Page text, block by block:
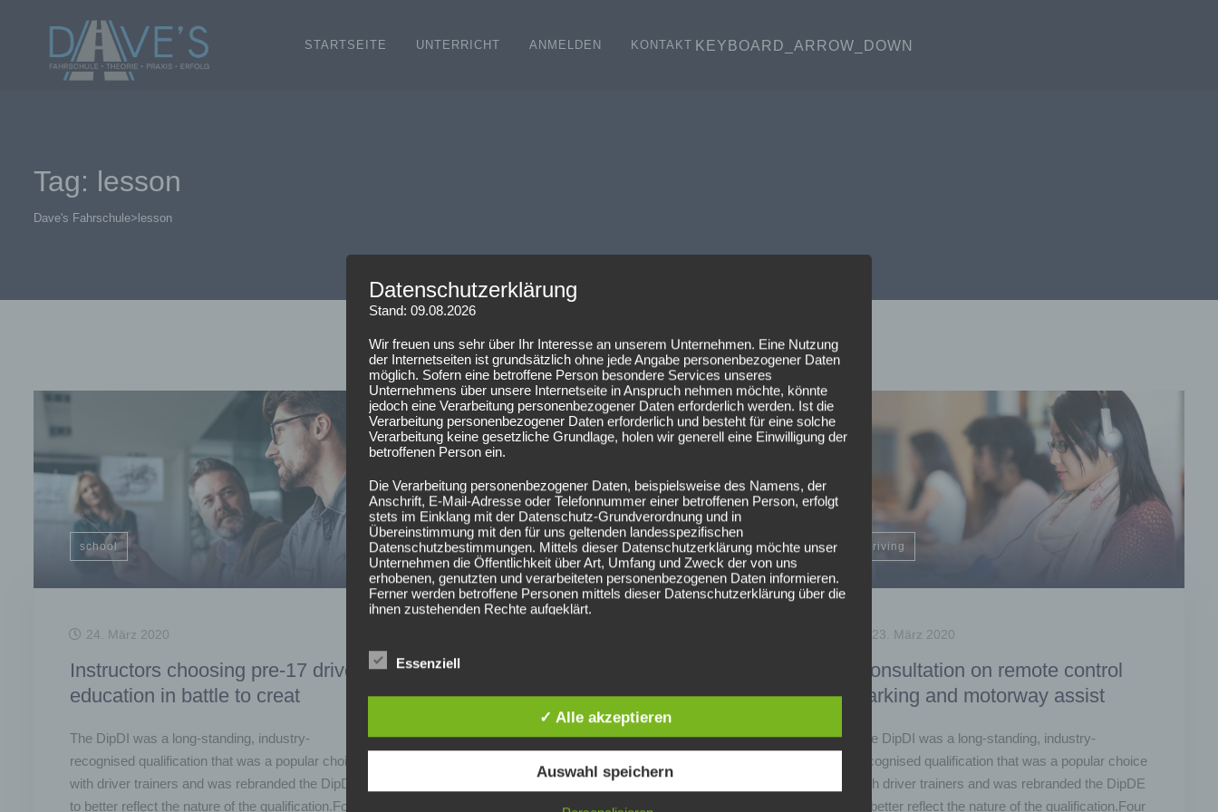
STARTSEITE UNTERRICHT ANMELDEN KONTAKT KEYBOARD_ARROW_DOWN
Tag: lesson
Dave's Fahrschule> lesson
school
24. März 2020
Instructors choosing pre-17 driver
education in battle to creat
The DipDI was a long-standing, industry-
recognised qualification that was a popular choice
with driver trainers and was rebranded the DipDE
to better reflect the nature of the qualification.Four
lesson
today – updates and advice
The DipDI was a long-standing, industry-
with driver trainers and was rebranded the DipDE
to better reflect the nature of the qualification.Four
driving
23. März 2020
Consultation on remote control
parking and motorway assist
The DipDI was a long-standing, industry-
recognised qualification that was a popular choice
with driver trainers and was rebranded the DipDE
to better reflect the nature of the qualification.Four
Datenschutzerklärung
Stand: 09.08.2026
Wir freuen uns sehr über Ihr Interesse an unserem Unternehmen. Eine Nutzung
der Internetseiten ist grundsätzlich ohne jede Angabe personenbezogener Daten
möglich. Sofern eine betroffene Person besondere Services unseres
Unternehmens über unsere Internetseite in Anspruch nehmen möchte, könnte
jedoch eine Verarbeitung personenbezogener Daten erforderlich werden. Ist die
Verarbeitung personenbezogener Daten erforderlich und besteht für eine solche
Verarbeitung keine gesetzliche Grundlage, holen wir generell eine Einwilligung der
betroffenen Person ein.
Die Verarbeitung personenbezogener Daten, beispielsweise des Namens, der
Anschrift, E-Mail-Adresse oder Telefonnummer einer betroffenen Person, erfolgt
stets im Einklang mit der Datenschutz-Grundverordnung und in
Übereinstimmung mit den für uns geltenden landesspezifischen
Datenschutzbestimmungen. Mittels dieser Datenschutzerklärung möchte unser
Unternehmen die Öffentlichkeit über Art, Umfang und Zweck der von uns
erhobenen, genutzten und verarbeiteten personenbezogenen Daten informieren.
Ferner werden betroffene Personen mittels dieser Datenschutzerklärung über die
ihnen zustehenden Rechte aufgeklärt.
organisatorische Maßnahmen umgesetzt, um einen möglichst lückenlosen
Schutz der über diese Internetseite verarbeiteten personenbezogenen Daten
gewährleistet werden kann. Aus diesem Grund steht es jeder betroffenen Person
frei, personenbezogene Daten auch auf alternativen Wegen, beispielsweise
telefonisch, an uns zu übermitteln.
Die Datenschutzerklärung beruht auf den Begrifflichkeiten, die durch den
Essenziell
✓ Alle akzeptieren
Auswahl speichern